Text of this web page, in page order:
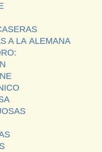
A LA ALEMANA